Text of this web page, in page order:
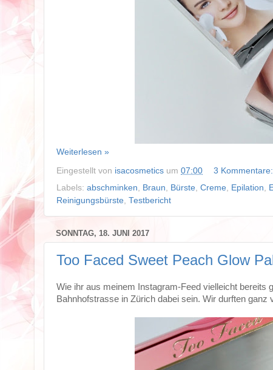
Weiterlesen »
Eingestellt von isacosmetics um 07:00
3 Kommentare:
Labels: abschminken, Braun, Bürste, Creme, Epilation,
Reinigungsbürste, Testbericht
SONNTAG, 18. JUNI 2017
Too Faced Sweet Peach Glow
Wie ihr aus meinem Instagram-Feed vielleicht bereits
Bahnhofstrasse in Zürich dabei sein. Wir durften